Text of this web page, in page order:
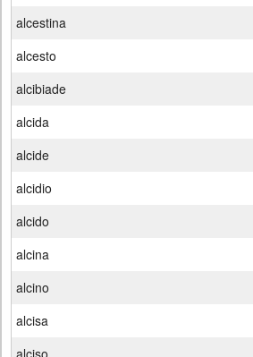
alcestina
alcesto
alcibiade
alcida
alcide
alcidio
alcido
alcina
alcino
alcisa